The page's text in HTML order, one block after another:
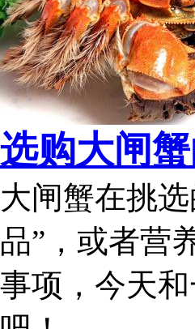
选购大闸
大闸蟹在挑
品”，或者营
事项，今天